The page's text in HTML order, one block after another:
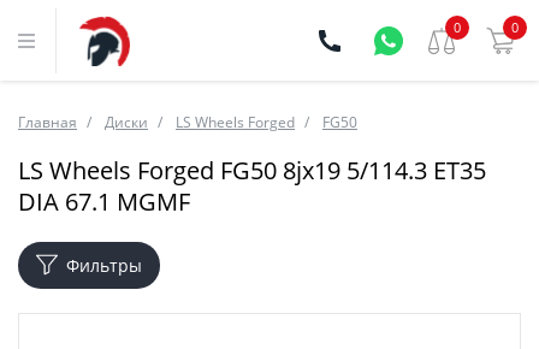
0 0
Главная Диски LS Wheels Forged FG50
LS Wheels Forged FG50 8jx19 5/114.3 ET35
DIA 67.1 MGMF
Фильтры